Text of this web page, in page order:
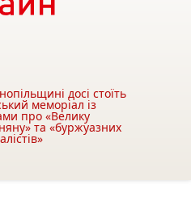
досі стоїть
меморіал із
про «Велику
та «буржуазних